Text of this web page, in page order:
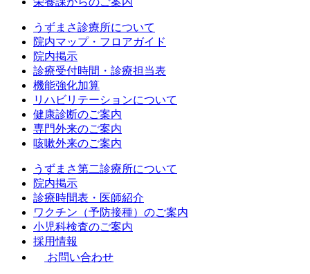
うずまさ診療所について
院内マップ・フロアガイド
院内掲示
診療受付時間・診療担当表
機能強化加算
リハビリテーションについて
健康診断のご案内
専門外来のご案内
咳嗽外来のご案内
うずまさ第二診療所について
院内掲示
診療時間表・医師紹介
ワクチン（予防接種）のご案内
小児科検査のご案内
採用情報
お問い合わせ